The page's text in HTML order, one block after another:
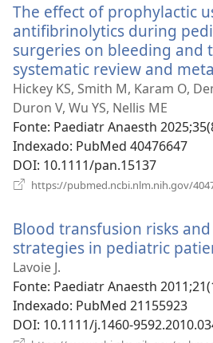
The effect of prophylactic
antifibrinolytics during
surgeries on bleeding and
systematic review and
Hickey KS, Smith M, Karam O,
Duron V, Wu YS, Nellis ME
Fonte‎: Paediatr Anaesth
Indexado‎: PubMed 40476647
DOI‎: 10.1111/pan.15137
https://pubmed.ncbi.nlm.nih.gov/
Blood transfusion risks
strategies in pediatric
Lavoie J.
Fonte‎: Paediatr Anaesth
Indexado‎: PubMed 21155923
DOI‎: 10.1111/j.1460-